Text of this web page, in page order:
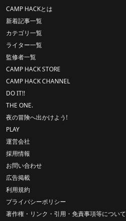
CAMP HACKとは
新着記事一覧
カテゴリ一覧
ライター一覧
監修者一覧
CAMP HACK STORE
CAMP HACK CHANNEL
DO IT!!
THE ONE.
夜の冒険へ出かけよう!
PLAY
運営会社
採用情報
お問い合わせ
広告掲載
利用規約
プライバシーポリシー
著作権・リンク・引用・免責事項等について